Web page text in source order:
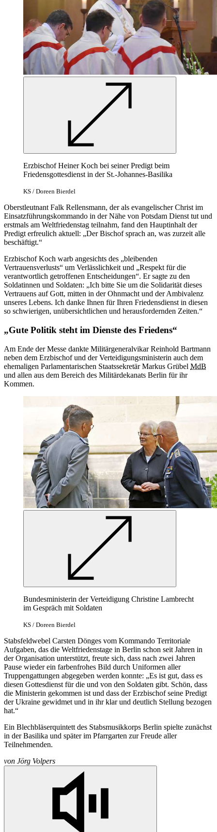
Erzbischof Heiner Koch bei seiner Predigt beim
Friedensgottesdienst in der St.-Johannes-Basilika
KS / Doreen Bierdel
Oberstleutnant Falk Rellensmann, der als evangelischer Christ im
Einsatzführungskommando in der Nähe von Potsdam Dienst tut und
erstmals am Weltfriedenstag teilnahm, fand den Hauptinhalt der
Predigt erfreulich aktuell: „Der Bischof sprach an, was zurzeit alle
beschäftigt.“
Erzbischof Koch warb angesichts des „bleibenden
Vertrauensverlusts“ um Verlässlichkeit und „Respekt für die
verantwortlich getroffenen Entscheidungen“. Er sagte zu den
Soldatinnen und Soldaten: „Ich bitte Sie um die Solidarität dieses
Vertrauens auf Gott, mitten in der Ohnmacht und der Ambivalenz
unseres Lebens. Ich danke Ihnen für Ihren Friedensdienst in diesen
so schwierigen, unübersichtlichen und herausfordernden Zeiten.“
„Gute Politik steht im Dienste des Friedens“
Am Ende der Messe dankte Militärgeneralvikar Reinhold Bartmann
neben dem Erzbischof und der Verteidigungsministerin auch dem
ehemaligen Parlamentarischen Staatssekretär Markus Grübel MdB
und allen aus dem Bereich des Militärdekanats Berlin für ihr
Kommen.
Bundesministerin der Verteidigung Christine Lambrecht
im Gespräch mit Soldaten
KS / Doreen Bierdel
Stabsfeldwebel Carsten Dönges vom Kommando Territoriale
Aufgaben, das die Weltfriedenstage in Berlin schon seit Jahren in
der Organisation unterstützt, freute sich, dass nach zwei Jahren
Pause wieder ein farbenfrohes Bild durch Uniformen aller
Truppengattungen abgegeben werden konnte: „Es ist gut, dass es
diesen Gottesdienst für die und von den Soldaten gibt. Schön, dass
die Ministerin gekommen ist und dass der Erzbischof seine Predigt
der Ukraine gewidmet und in ihr klar und deutlich Stellung bezogen
hat.“
Ein Blechbläserquintett des Stabsmusikkorps Berlin spielte zunächst
in der Basilika und später im Pfarrgarten zur Freude aller
Teilnehmenden.
von Jörg Volpers